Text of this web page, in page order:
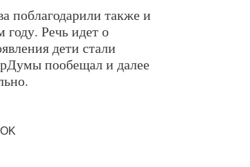
поблагодарили также и
году. Речь идет о
дети стали
пообещал и далее
OK